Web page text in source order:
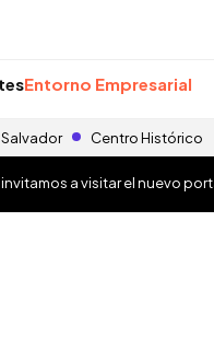
Entorno Empresarial
Centro Histórico
invitamos a visitar el nuevo